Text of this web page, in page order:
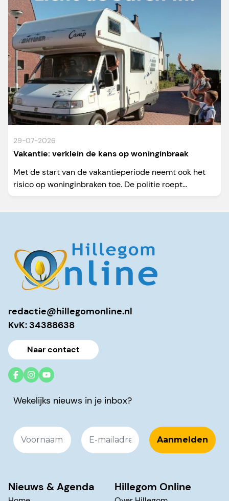
29-07-2026
Vakantie: verklein de kans op woninginbraak
Met de start van de vakantieperiode neemt ook het
risico op woninginbraken toe. De politie roept...
redactie@hillegomonline.nl
KvK: 34388638
Naar contact
Wekelijks nieuws in je inbox?
Nieuws & Agenda Hillegom Online